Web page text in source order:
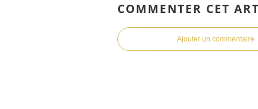
COMMENTER CET
Ajouter un commentaire